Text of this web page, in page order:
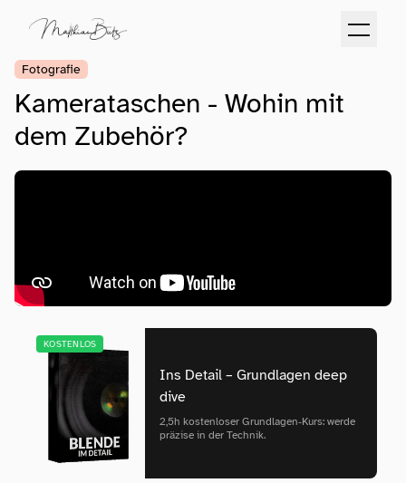
Fotografie
Kamerataschen - Wohin mit
dem Zubehör?
KOSTENLOS
Ins Detail – Grundlagen deep
dive
2,5h kostenloser Grundlagen‑Kurs: werde
präzise in der Technik.